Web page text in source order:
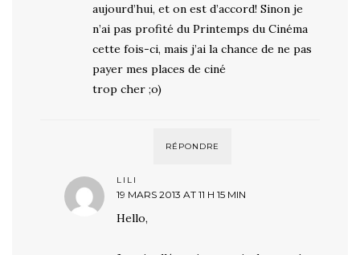
aujourd’hui, et on est d’accord! Sinon je
n’ai pas profité du Printemps du Cinéma
cette fois-ci, mais j’ai la chance de ne pas
payer mes places de ciné
trop cher ;o)
RÉPONDRE
LILI
19 MARS 2013 AT 11 H 15 MIN
Hello,